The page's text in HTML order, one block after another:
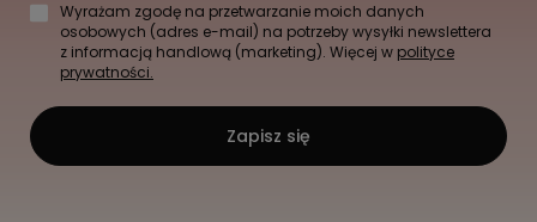
Wyrażam zgodę na przetwarzanie moich danych
osobowych (adres e-mail) na potrzeby wysyłki newslettera
z informacją handlową (marketing). Więcej w polityce
prywatności.
Zapisz się